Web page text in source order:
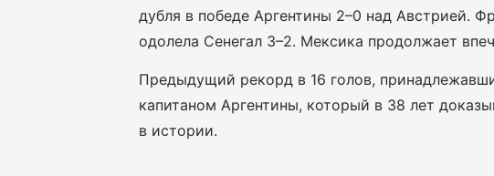
дубля в победе Аргентины 2–0 над Австрией.
одолела Сенегал 3–2. Мексика продолжает
Предыдущий рекорд в 16 голов,
капитаном Аргентины, который в 38 лет
в истории.